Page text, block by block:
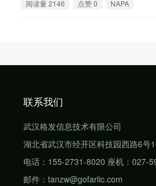
阅读量 2146 点赞 0 NAPA
联系我们
武汉格发信息技术有限公司
湖北省武汉市经开区科技园西路6号
电话：155-2731-8020 座机：027-
邮件：tanzw@gofarlic.com